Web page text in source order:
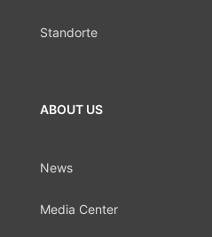
Standorte
ABOUT US
News
Media Center